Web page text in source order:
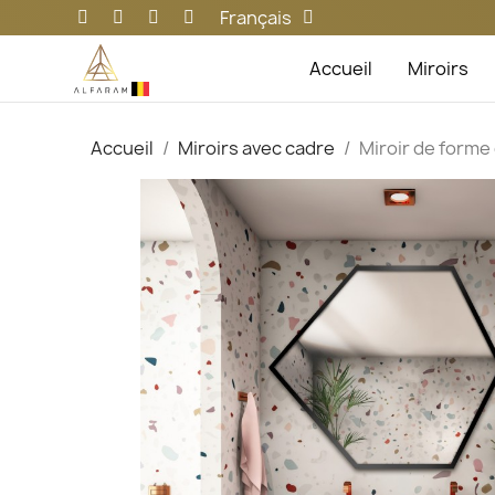
Français
Accueil Miroirs
Accueil Miroirs avec cadre Miroir de forme